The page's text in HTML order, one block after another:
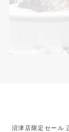
沼津店限定セール